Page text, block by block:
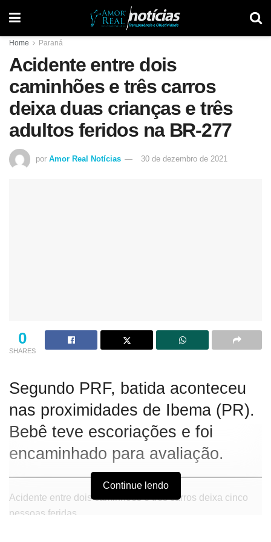
Home Paraná
Acidente entre dois
caminhões e três carros
deixa duas crianças e três
adultos feridos na BR-277
por Amor Real Notícias 30 de dezembro de 2021
0
SHARES
Segundo PRF, batida aconteceu
nas proximidades de Ibema (PR).
Bebê teve escoriações e foi
encaminhado para avaliação.
Acidente entre dois caminhões e três carros deixa cinco
pessoas feridas.
Continue lendo